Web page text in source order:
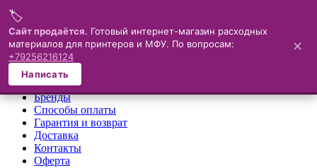
Меню
×
О компании
Каталог
Бренды
Способы оплаты
Гарантия и возврат
Доставка
Контакты
Оферта
🏷️
Сайт продаётся. Готовый интернет-магазин расходных
материалов для принтеров и МФУ. По вопросам:
+79256216124
Написать
✕